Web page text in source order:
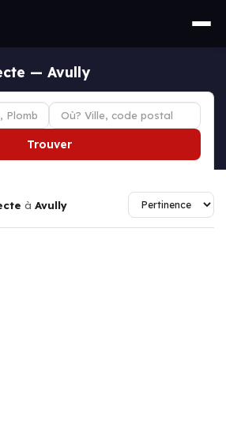
— Avully
Trouver
à Avully